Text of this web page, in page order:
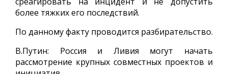
более тяжких его последствий.
По данному факту проводится разбирательство.
В.Путин: Россия и Ливия могут начать
рассмотрение крупных совместных проектов и